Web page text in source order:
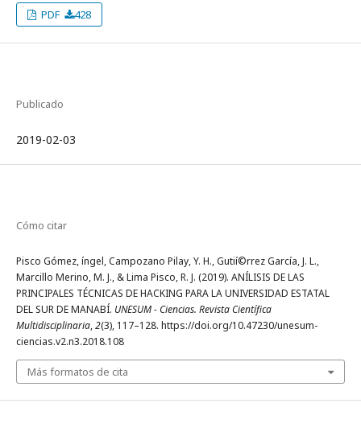
PDF 428
Publicado
2019-02-03
Cómo citar
Pisco Gómez, íngel, Campozano Pilay, Y. H., Gutií©rrez Garcí­a, J. L.,
Marcillo Merino, M. J., & Lima Pisco, R. J. (2019). ANÍLISIS DE LAS
PRINCIPALES TÉCNICAS DE HACKING PARA LA UNIVERSIDAD ESTATAL
DEL SUR DE MANABÍ. UNESUM - Ciencias. Revista Científica
Multidisciplinaria,2(3), 117–128. https://doi.org/10.47230/unesum-
ciencias.v2.n3.2018.108
Más formatos de cita